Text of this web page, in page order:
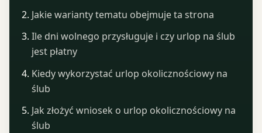
Jakie warianty tematu obejmuje ta strona
Ile dni wolnego przysługuje i czy urlop na ślub
jest płatny
Kiedy wykorzystać urlop okolicznościowy na
ślub
Jak złożyć wniosek o urlop okolicznościowy na
ślub